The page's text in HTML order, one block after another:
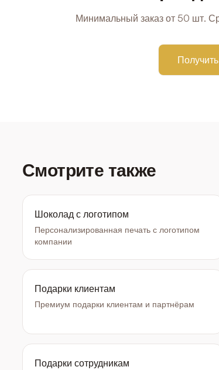
Минимальный заказ от 50 шт.
Смотрите также
Шоколад с логотипом
Персонализированная печать с логотипом
компании
Подарки клиентам
Премиум подарки клиентам и партнёрам
Подарки сотрудникам